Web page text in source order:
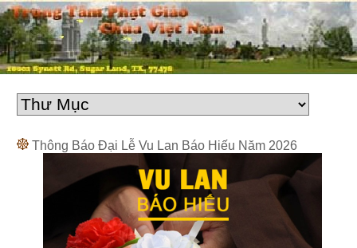
Thông Báo Đại Lễ Vu Lan Báo Hiếu Năm 2026